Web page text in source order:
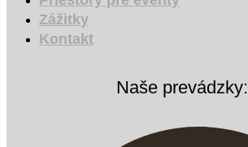
Zážitky
Kontakt
Naše prevádzky: